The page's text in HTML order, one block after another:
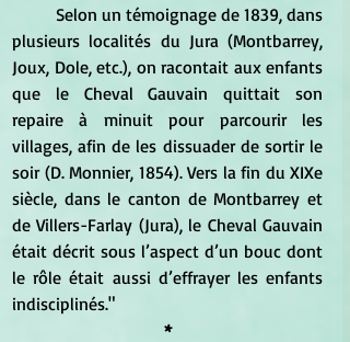
plusieurs localités du Jura (Montbarrey,
Joux, Dole, etc.), on racontait aux enfants
que le Cheval Gauvain quittait son
repaire à minuit pour parcourir les
villages, afin de les dissuader de sortir le
soir (D. Monnier, 1854). Vers la fin du XIXe
siècle, dans le canton de Montbarrey et
de Villers-Farlay (Jura), le Cheval Gauvain
était décrit sous l’aspect d’un bouc dont
le rôle était aussi d’effrayer les enfants
indisciplinés."
*